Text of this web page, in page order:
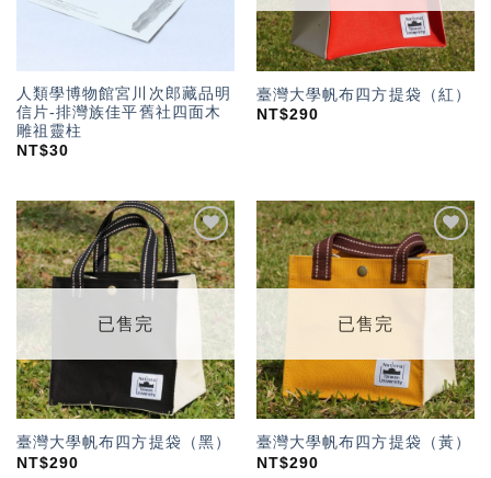
人類學博物館宮川次郎藏品明
信片-排灣族佳平舊社四面木
雕祖靈柱
NT$30
臺灣大學帆布四方提袋（紅）
NT$290
加入
「願
望輕
已售完
臺灣大學帆布四方提袋（黑）
NT$290
加入
「願
望輕
已售完
臺灣大學帆布四方提袋（黃）
NT$290